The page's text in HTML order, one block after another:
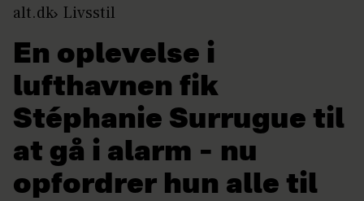
alt.dk Livsstil
En oplevelse i
lufthavnen fik
Stéphanie Surrugue til
at gå i alarm – nu
opfordrer hun alle til